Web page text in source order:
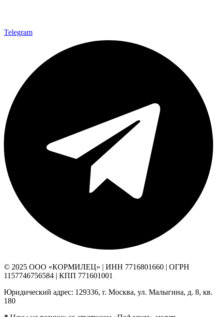
Telegram
© 2025 ООО «КОРМИЛЕЦ» | ИНН 7716801660 | ОГРН
1157746756584 | КПП 771601001
Юридический адрес: 129336, г. Москва, ул. Малыгина, д. 8, кв.
180